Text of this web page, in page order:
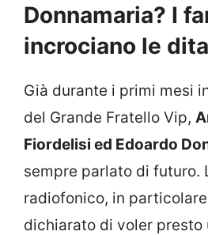
Donnamaria? I
incrociano le dita
Già durante i primi mesi
del Grande Fratello Vip,
Fiordelisi ed Edoardo
sempre parlato di futuro.
radiofonico, in
dichiarato di voler presto